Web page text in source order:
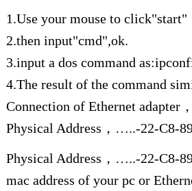
1.Use your mouse to
2.then input"cmd",ok.
3.input a dos command
4.The result of the command
Connection of Ethernet adapter，
Physical Address，…..-22-C8-
Physical Address，…..-22-C8-
mac address of your pc or